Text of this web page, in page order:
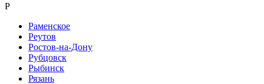
Р
Раменское
Реутов
Ростов-на-Дону
Рубцовск
Рыбинск
Рязань